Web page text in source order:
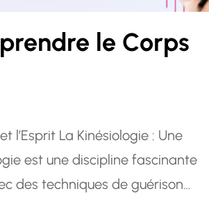
le Corps
l’Esprit La Kinésiologie : Une
est une discipline fascinante
des techniques de guérison